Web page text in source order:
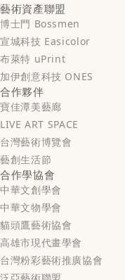
藝術資產聯盟
博士門 Bossmen
宣城科技 Easicolor
布萊特 uPrint
加伊創意科技 ONES
合作夥伴
寶佳潭美藝廊
LIVE ART SPACE
台灣藝術博覽會
藝創生活節
合作學協會
中華文創學會
中華文物學會
貓頭鷹藝術協會
高雄市現代畫學會
台灣粉彩藝術推廣協會